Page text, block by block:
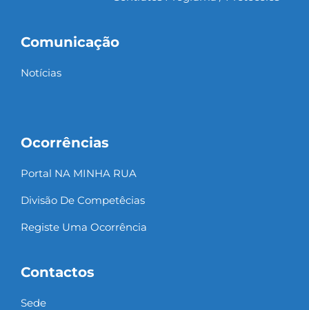
Comunicação
Notícias
Ocorrências
Portal NA MINHA RUA
Divisão De Competêcias
Registe Uma Ocorrência
Contactos
Sede